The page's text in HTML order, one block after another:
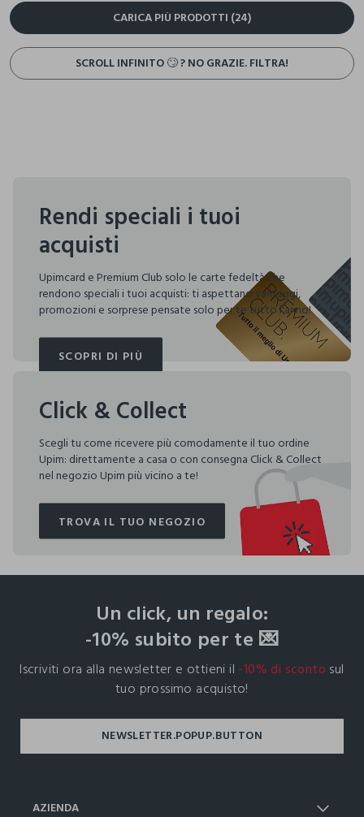
CARICA PIÙ PRODOTTI (24)
SCROLL INFINITO 🙄 ? NO GRAZIE. FILTRA!
Rendi speciali i tuoi
acquisti
Upimcard e Premium Club solo le carte fedeltà che
rendono speciali i tuoi acquisti: ti aspettano vantaggi,
promozioni e sorprese pensate solo per te tutto l'anno!
SCOPRI DI PIÙ
SCOPRI DI PIÙ
Click & Collect
Scegli tu come ricevere più comodamente il tuo ordine
Upim: direttamente a casa o con consegna Click & Collect
nel negozio Upim più vicino a te!
TROVA IL TUO NEGOZIO
TROVA IL TUO NEGOZIO
Un click, un regalo:
-10% subito per te 💌
Iscriviti ora alla newsletter e ottieni il -10% di sconto sul
tuo prossimo acquisto!
AZIENDA